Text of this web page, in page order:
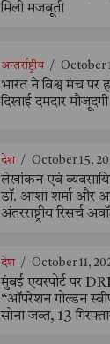
मिली मजबूती
अन्तर्राष्ट्रीय / October
भारत ने विश्व मंच पर
दिखाई दमदार मौजूदगी
देश / October 15,
लेखांकन एवं
डॉ. आशा शर्मा और
अंतरराष्ट्रीय रिसर्च
देश / October 11,
मुंबई एयरपोर्ट पर
“ऑपरेशन गोल्डन
सोना जब्त, 13